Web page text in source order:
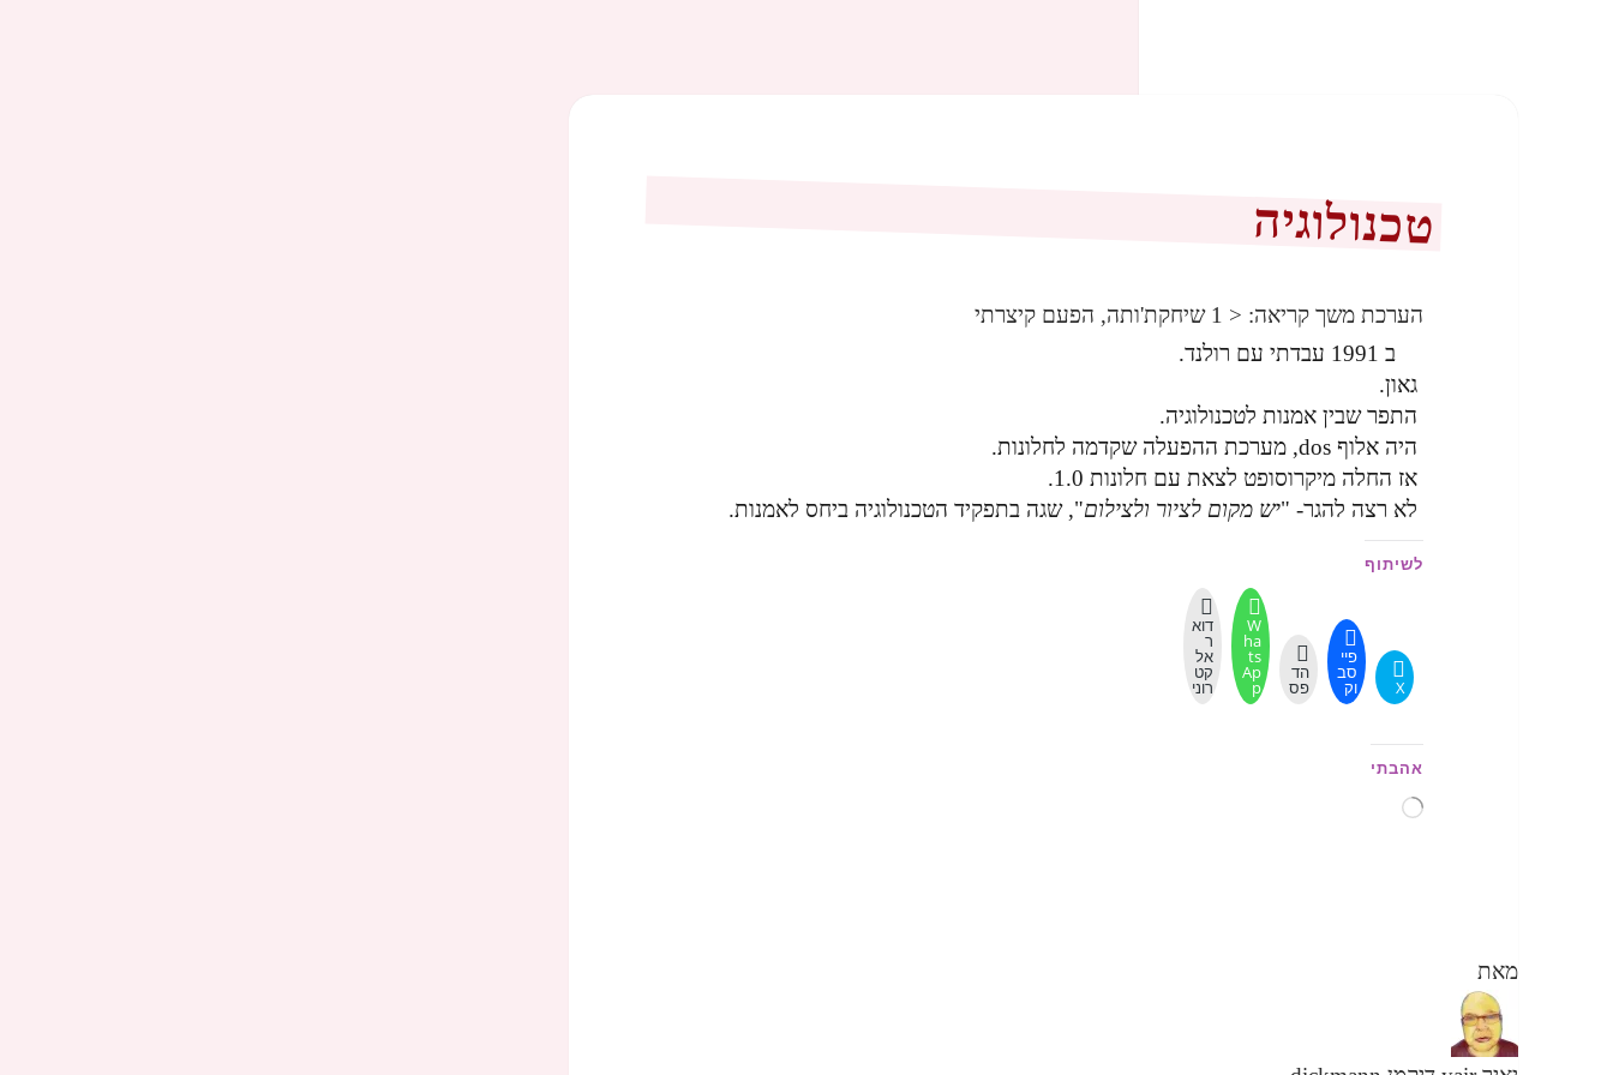
טכנולוגיה
הערכת משך קריאה: < 1
שיחקת'ותה, הפעם קיצרתי
ב 1991 עבדתי עם רולנד.
גאון.
התפר שבין אמנות לטכנולוגיה.
היה אלוף dos, מערכת ההפעלה שקדמה לחלונות.
אז החלה מיקרוסופט לצאת עם חלונות 1.0.
לא רצה להגר- "יש מקום לציור ולצילום", שגה בתפקיד הטכנולוגיה ביחס לאמנות.
לשיתוף
X
פיי
סב
וק
הד
פס
W
ha
ts
Ap
p
דוא
ר
אל
קט
רוני
אהבתי
טוען...
מאת